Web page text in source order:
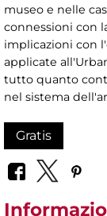
museo e nelle
connessioni con
implicazioni con
applicate
tutto quanto
nel sistema
Gratis